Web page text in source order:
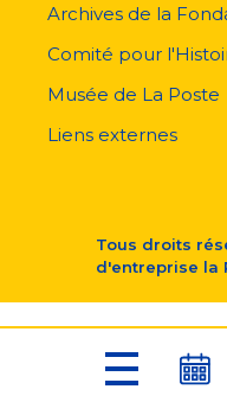
Menu
Archives de la
Comité pour
Musée de La Poste
Liens externes
Tous droits
d'entreprise la